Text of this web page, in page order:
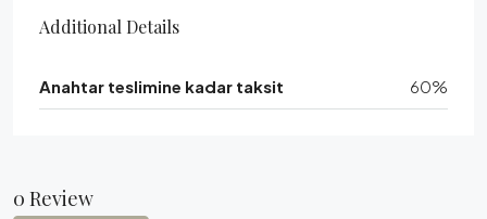
Additional Details
Anahtar teslimine kadar taksit 60%
0 Review